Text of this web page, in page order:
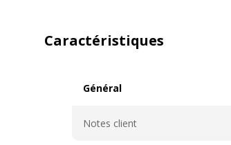
Caractéristiques
Général
Notes client